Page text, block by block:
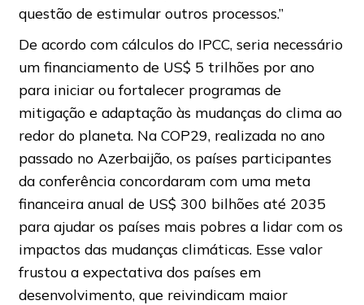
questão de estimular outros processos.”
De acordo com cálculos do IPCC, seria necessário
um financiamento de US$ 5 trilhões por ano
para iniciar ou fortalecer programas de
mitigação e adaptação às mudanças do clima ao
redor do planeta. Na COP29, realizada no ano
passado no Azerbaijão, os países participantes
da conferência concordaram com uma meta
financeira anual de US$ 300 bilhões até 2035
para ajudar os países mais pobres a lidar com os
impactos das mudanças climáticas. Esse valor
frustou a expectativa dos países em
desenvolvimento, que reivindicam maior